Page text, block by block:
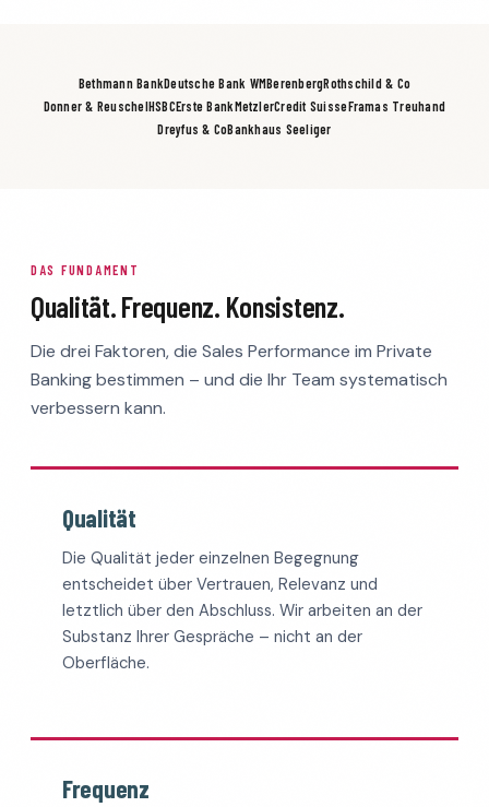
Bethmann BankDeutsche Bank WMBerenbergRothschild & Co
Donner & ReuschelHSBCErste BankMetzlerCredit SuisseFramas Treuhand
Dreyfus & CoBankhaus Seeliger
DAS FUNDAMENT
Qualität. Frequenz. Konsistenz.
Die drei Faktoren, die Sales Performance im Private
Banking bestimmen – und die Ihr Team systematisch
verbessern kann.
Qualität
Die Qualität jeder einzelnen Begegnung
entscheidet über Vertrauen, Relevanz und
letztlich über den Abschluss. Wir arbeiten an der
Substanz Ihrer Gespräche – nicht an der
Oberfläche.
Frequenz